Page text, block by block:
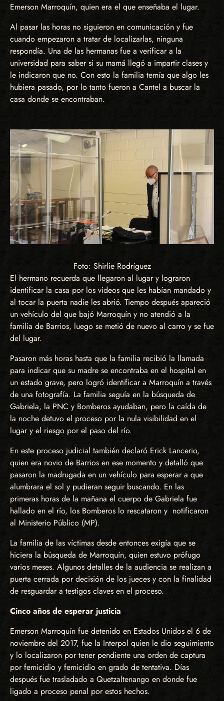
Emerson Marroquín, quien era el que enseñaba el lugar.
Al pasar las horas no siguieron en comunicación y fue
cuando empezaron a tratar de localizarlas, ninguna
respondía. Una de las hermanas fue a verificar a la
universidad para saber si su mamá llegó a impartir clases y
le indicaron que no. Con esto la familia temía que algo les
hubiera pasado, por lo tanto fueron a Cantel a buscar la
casa donde se encontraban.
Foto: Shirlie Rodríguez
El hermano recuerda que llegaron al lugar y lograron
identificar la casa por los videos que les habían mandado y
al tocar la puerta nadie les abrió. Tiempo después apareció
un vehículo del que bajó Marroquín y no atendió a la
familia de Barrios, luego se metió de nuevo al carro y se fue
del lugar.
Pasaron más horas hasta que la familia recibió la llamada
para indicar que su madre se encontraba en el hospital en
un estado grave, pero logró identificar a Marroquín a través
de una fotografía. La familia seguía en la búsqueda de
Gabriela, la PNC y Bomberos ayudaban, pero la caída de
la noche detuvo el proceso por la nula visibilidad en el
lugar y el riesgo por el paso del río.
En este proceso judicial también declaró Erick Lancerio,
quien era novio de Barrios en ese momento y detalló que
pasaron la madrugada en un vehículo para esperar a que
alumbrara el sol y pudieran seguir buscando. En las
primeras horas de la mañana el cuerpo de Gabriela fue
hallado en el río, los Bomberos lo rescataron y notificaron
al Ministerio Público (MP).
La familia de las víctimas desde entonces exigía que se
hiciera la búsqueda de Marroquín, quien estuvo prófugo
varios meses. Algunos detalles de la audiencia se realizan a
puerta cerrada por decisión de los jueces y con la finalidad
de resguardar a testigos claves en el proceso.
Cinco años de esperar justicia
Emerson Marroquín fue detenido en Estados Unidos el 6 de
noviembre del 2017, fue la Interpol quien le dio seguimiento
y lo localizaron por tener pendiente una orden de captura
por femicidio y femicidio en grado de tentativa. Días
después fue trasladado a Quetzaltenango en donde fue
ligado a proceso penal por estos hechos.